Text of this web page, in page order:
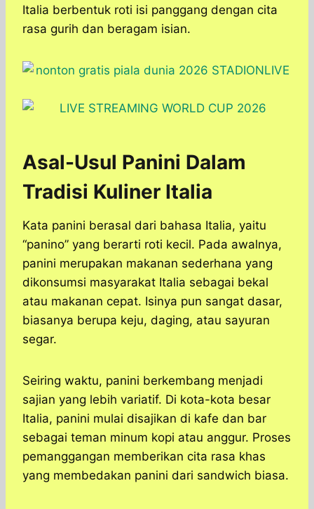
Italia berbentuk roti isi panggang dengan cita
rasa gurih dan beragam isian.
Asal-Usul Panini Dalam
Tradisi Kuliner Italia
Kata panini berasal dari bahasa Italia, yaitu
“panino” yang berarti roti kecil. Pada awalnya,
panini merupakan makanan sederhana yang
dikonsumsi masyarakat Italia sebagai bekal
atau makanan cepat. Isinya pun sangat dasar,
biasanya berupa keju, daging, atau sayuran
segar.
Seiring waktu, panini berkembang menjadi
sajian yang lebih variatif. Di kota-kota besar
Italia, panini mulai disajikan di kafe dan bar
sebagai teman minum kopi atau anggur. Proses
pemanggangan memberikan cita rasa khas
yang membedakan panini dari sandwich biasa.